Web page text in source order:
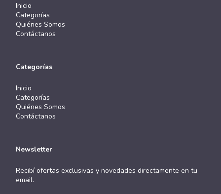
Inicio
Categorías
Quiénes Somos
Contáctanos
Categorías
Inicio
Categorías
Quiénes Somos
Contáctanos
Newsletter
Recibí ofertas exclusivas y novedades directamente en tu
email.